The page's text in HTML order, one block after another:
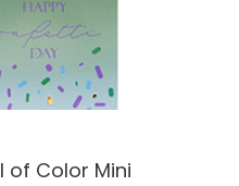
of Color Mini